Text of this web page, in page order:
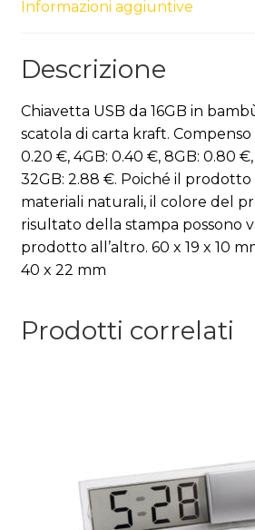
Informazioni aggiuntive
Descrizione
Chiavetta USB da 16GB in
scatola di carta kraft. Compenso
0.20 €, 4GB: 0.40 €, 8GB: 0.80 €,
32GB: 2.88 €. Poiché il
materiali naturali, il colore del
risultato della stampa possono
prodotto all’altro. 60 x 19 x 10
40 x 22 mm
Prodotti correlati